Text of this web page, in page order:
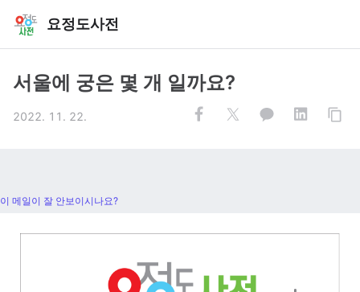
요정도사전
서울에 궁은 몇 개 일까요?
2022. 11. 22.
이 메일이 잘 안보이시나요?